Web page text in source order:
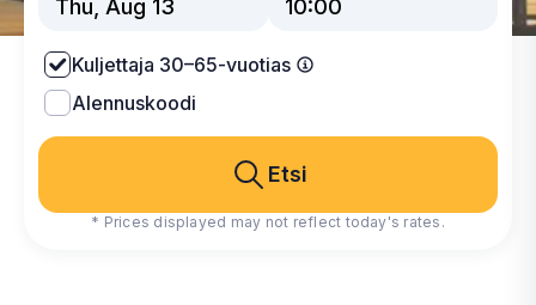
Kuljettaja 30–65-vuotias
Alennuskoodi
Etsi
* Prices displayed may not reflect today's rates.